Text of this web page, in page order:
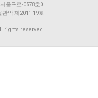
울구로-0578호0
악 제2011-19호
rights reserved.